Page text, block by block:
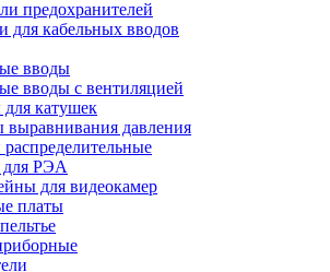
предохранителей
для кабельных вводов
вводы
вводы с вентиляцией
катушек
выравнивания давления
для РЭА
для видеокамер
платы